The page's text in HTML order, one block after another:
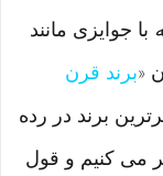
با جوایزی مانند
«برند قرن
برند در رده
می کنیم و قول